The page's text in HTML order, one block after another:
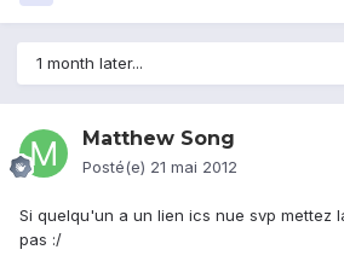
1 month later...
Matthew Song
Posté(e) 21 mai 2012
Si quelqu'un a un lien ics nue svp mettez
pas :/